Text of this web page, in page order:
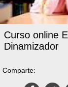
Curso online
Dinamizador
Comparte: